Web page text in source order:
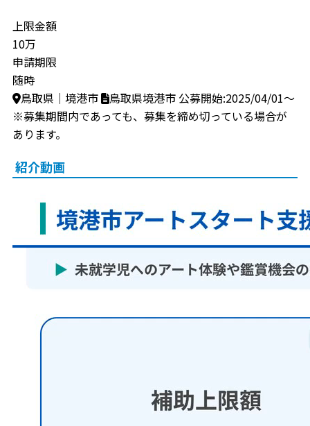
上限金額
10万
申請期限
随時
鳥取県｜境港市
鳥取県境港市 公募開始:2025/04/01～
※募集期間内であっても、募集を締め切っている場合が
あります。
紹介動画